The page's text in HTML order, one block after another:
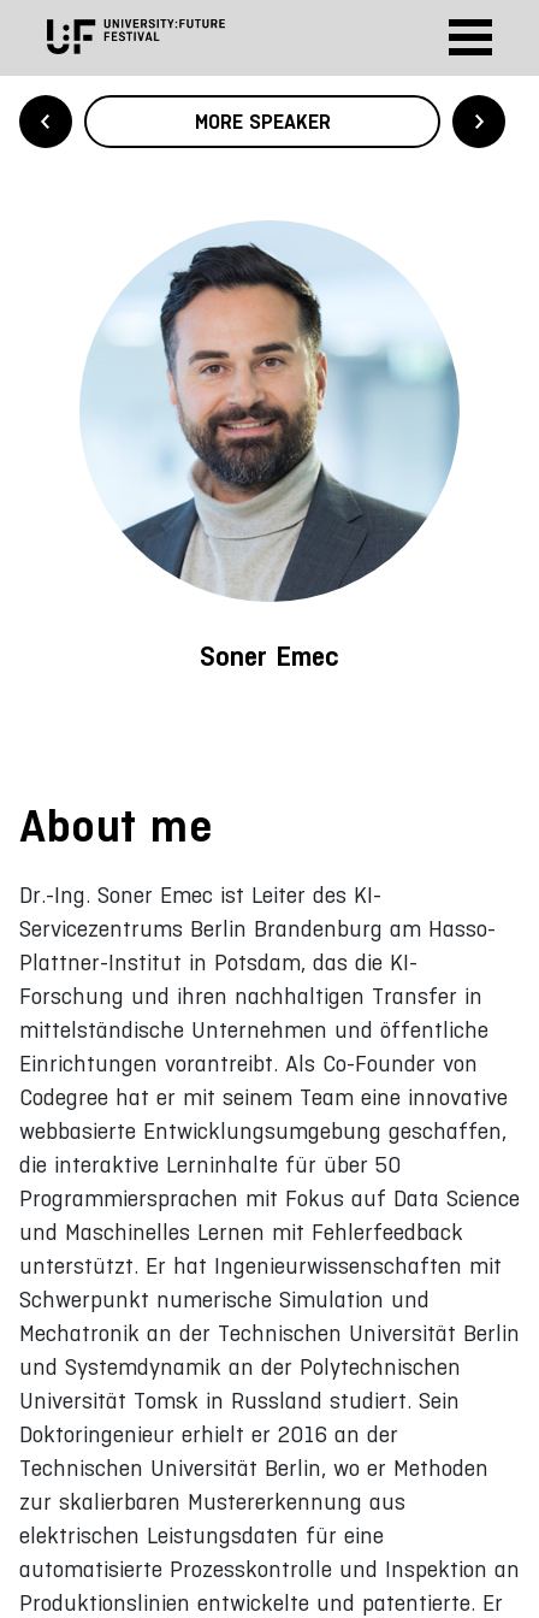
MORE SPEAKER
Soner Emec
About me
Dr.-Ing. Soner Emec ist Leiter des KI-
Servicezentrums Berlin Brandenburg am Hasso-
Plattner-Institut in Potsdam, das die KI-
Forschung und ihren nachhaltigen Transfer in
mittelständische Unternehmen und öffentliche
Einrichtungen vorantreibt. Als Co-Founder von
Codegree hat er mit seinem Team eine innovative
webbasierte Entwicklungsumgebung geschaffen,
die interaktive Lerninhalte für über 50
Programmiersprachen mit Fokus auf Data Science
und Maschinelles Lernen mit Fehlerfeedback
unterstützt. Er hat Ingenieurwissenschaften mit
Schwerpunkt numerische Simulation und
Mechatronik an der Technischen Universität Berlin
und Systemdynamik an der Polytechnischen
Universität Tomsk in Russland studiert. Sein
Doktoringenieur erhielt er 2016 an der
Technischen Universität Berlin, wo er Methoden
zur skalierbaren Mustererkennung aus
elektrischen Leistungsdaten für eine
automatisierte Prozesskontrolle und Inspektion an
Produktionslinien entwickelte und patentierte. Er